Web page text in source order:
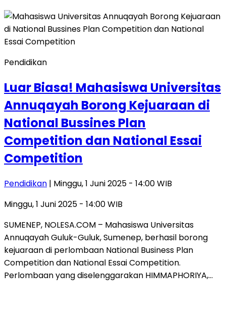
Pendidikan
Luar Biasa! Mahasiswa Universitas
Annuqayah Borong Kejuaraan di
National Bussines Plan
Competition dan National Essai
Competition
Pendidikan | Minggu, 1 Juni 2025 - 14:00 WIB
Minggu, 1 Juni 2025 - 14:00 WIB
SUMENEP, NOLESA.COM – Mahasiswa Universitas
Annuqayah Guluk-Guluk, Sumenep, berhasil borong
kejuaraan di perlombaan National Business Plan
Competition dan National Essai Competition.
Perlombaan yang diselenggarakan HIMMAPHORIYA,…